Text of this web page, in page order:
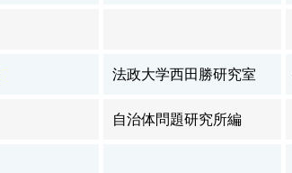
法政大学西田勝研究室
自治体問題研究所編